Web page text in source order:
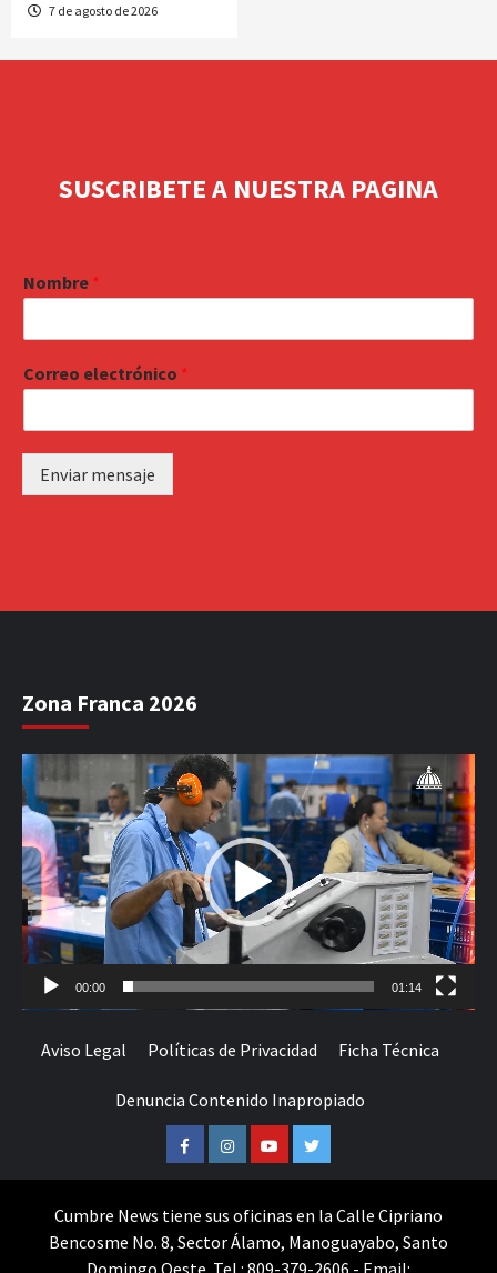
7 de agosto de 2026
SUSCRIBETE A NUESTRA PAGINA
Nombre *
Correo electrónico *
Enviar mensaje
Zona Franca 2026
Reproductor
de
vídeo
00:00 01:14
Aviso Legal Políticas de Privacidad Ficha Técnica
Denuncia Contenido Inapropiado
FacebookInstagramYoutubeTwitter
Cumbre News tiene sus oficinas en la Calle Cipriano
Bencosme No. 8, Sector Álamo, Manoguayabo, Santo